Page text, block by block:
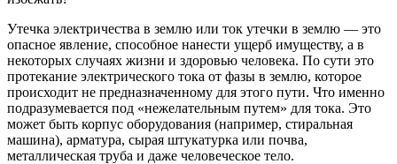
Утечка электричества в землю или ток утечки в землю — это
опасное явление, способное нанести ущерб имуществу, а в
некоторых случаях жизни и здоровью человека. По сути это
протекание электрического тока от фазы в землю, которое
происходит не предназначенному для этого пути. Что именно
подразумевается под «нежелательным путем» для тока. Это
может быть корпус оборудования (например, стиральная
машина), арматура, сырая штукатурка или почва,
металлическая труба и даже человеческое тело.